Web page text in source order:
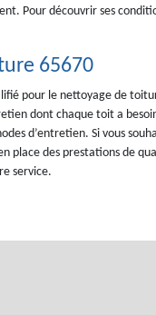
Pour découvrir ses
65670
pour le nettoyage de
dont chaque toit a
d’entretien. Si vous
place des prestations de
service.